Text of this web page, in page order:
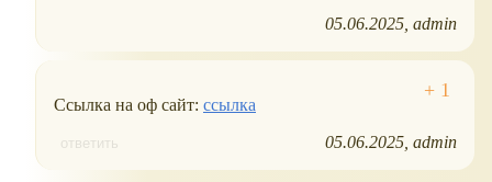
05.06.2025 admin
Ссылка на оф сайт: ссылка
ответить 05.06.2025 admin